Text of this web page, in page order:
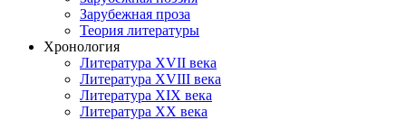
Зарубежная проза
Теория литературы
Хронология
Литература XVII века
Литература XVIII века
Литература XIX века
Литература XX века